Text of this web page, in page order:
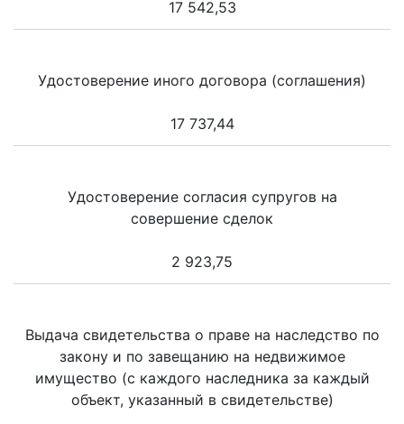
17 542,53
Удостоверение иного договора (соглашения)
17 737,44
Удостоверение согласия супругов на
совершение сделок
2 923,75
Выдача свидетельства о праве на наследство по
закону и по завещанию на недвижимое
имущество (с каждого наследника за каждый
объект, указанный в свидетельстве)